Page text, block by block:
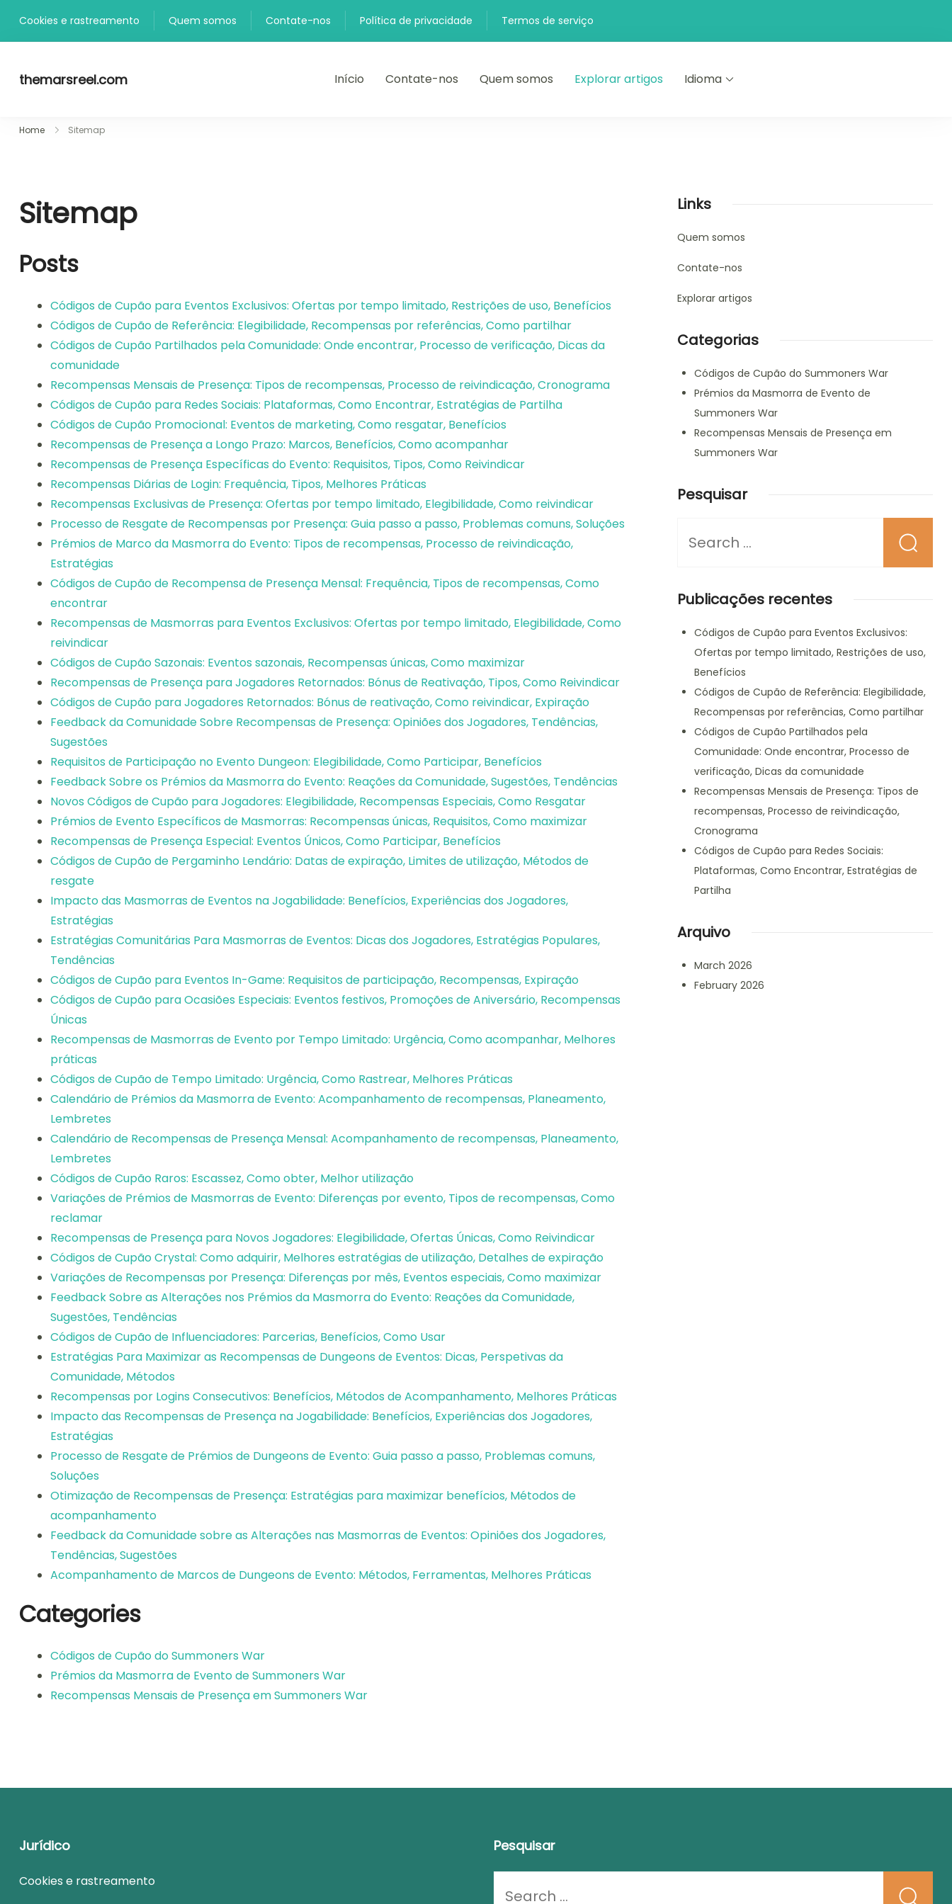
Cookies e rastreamento Quem somos Contate-nos Política de privacidade Termos de serviço
themarsreel.com Início Contate-nos Quem somos Explorar artigos Idioma
Home Sitemap
Sitemap
Posts
Códigos de Cupão para Eventos Exclusivos: Ofertas por tempo limitado, Restrições de uso, Benefícios
Códigos de Cupão de Referência: Elegibilidade, Recompensas por referências, Como partilhar
Códigos de Cupão Partilhados pela Comunidade: Onde encontrar, Processo de verificação, Dicas da
comunidade
Recompensas Mensais de Presença: Tipos de recompensas, Processo de reivindicação, Cronograma
Códigos de Cupão para Redes Sociais: Plataformas, Como Encontrar, Estratégias de Partilha
Códigos de Cupão Promocional: Eventos de marketing, Como resgatar, Benefícios
Recompensas de Presença a Longo Prazo: Marcos, Benefícios, Como acompanhar
Recompensas de Presença Específicas do Evento: Requisitos, Tipos, Como Reivindicar
Recompensas Diárias de Login: Frequência, Tipos, Melhores Práticas
Recompensas Exclusivas de Presença: Ofertas por tempo limitado, Elegibilidade, Como reivindicar
Processo de Resgate de Recompensas por Presença: Guia passo a passo, Problemas comuns, Soluções
Prémios de Marco da Masmorra do Evento: Tipos de recompensas, Processo de reivindicação,
Estratégias
Códigos de Cupão de Recompensa de Presença Mensal: Frequência, Tipos de recompensas, Como
encontrar
Recompensas de Masmorras para Eventos Exclusivos: Ofertas por tempo limitado, Elegibilidade, Como
reivindicar
Códigos de Cupão Sazonais: Eventos sazonais, Recompensas únicas, Como maximizar
Recompensas de Presença para Jogadores Retornados: Bónus de Reativação, Tipos, Como Reivindicar
Códigos de Cupão para Jogadores Retornados: Bónus de reativação, Como reivindicar, Expiração
Feedback da Comunidade Sobre Recompensas de Presença: Opiniões dos Jogadores, Tendências,
Sugestões
Requisitos de Participação no Evento Dungeon: Elegibilidade, Como Participar, Benefícios
Feedback Sobre os Prémios da Masmorra do Evento: Reações da Comunidade, Sugestões, Tendências
Novos Códigos de Cupão para Jogadores: Elegibilidade, Recompensas Especiais, Como Resgatar
Prémios de Evento Específicos de Masmorras: Recompensas únicas, Requisitos, Como maximizar
Recompensas de Presença Especial: Eventos Únicos, Como Participar, Benefícios
Códigos de Cupão de Pergaminho Lendário: Datas de expiração, Limites de utilização, Métodos de
resgate
Impacto das Masmorras de Eventos na Jogabilidade: Benefícios, Experiências dos Jogadores,
Estratégias
Estratégias Comunitárias Para Masmorras de Eventos: Dicas dos Jogadores, Estratégias Populares,
Tendências
Códigos de Cupão para Eventos In-Game: Requisitos de participação, Recompensas, Expiração
Códigos de Cupão para Ocasiões Especiais: Eventos festivos, Promoções de Aniversário, Recompensas
Únicas
Recompensas de Masmorras de Evento por Tempo Limitado: Urgência, Como acompanhar, Melhores
práticas
Códigos de Cupão de Tempo Limitado: Urgência, Como Rastrear, Melhores Práticas
Calendário de Prémios da Masmorra de Evento: Acompanhamento de recompensas, Planeamento,
Lembretes
Calendário de Recompensas de Presença Mensal: Acompanhamento de recompensas, Planeamento,
Lembretes
Códigos de Cupão Raros: Escassez, Como obter, Melhor utilização
Variações de Prémios de Masmorras de Evento: Diferenças por evento, Tipos de recompensas, Como
reclamar
Recompensas de Presença para Novos Jogadores: Elegibilidade, Ofertas Únicas, Como Reivindicar
Códigos de Cupão Crystal: Como adquirir, Melhores estratégias de utilização, Detalhes de expiração
Variações de Recompensas por Presença: Diferenças por mês, Eventos especiais, Como maximizar
Feedback Sobre as Alterações nos Prémios da Masmorra do Evento: Reações da Comunidade,
Sugestões, Tendências
Códigos de Cupão de Influenciadores: Parcerias, Benefícios, Como Usar
Estratégias Para Maximizar as Recompensas de Dungeons de Eventos: Dicas, Perspetivas da
Comunidade, Métodos
Recompensas por Logins Consecutivos: Benefícios, Métodos de Acompanhamento, Melhores Práticas
Impacto das Recompensas de Presença na Jogabilidade: Benefícios, Experiências dos Jogadores,
Estratégias
Processo de Resgate de Prémios de Dungeons de Evento: Guia passo a passo, Problemas comuns,
Soluções
Otimização de Recompensas de Presença: Estratégias para maximizar benefícios, Métodos de
acompanhamento
Feedback da Comunidade sobre as Alterações nas Masmorras de Eventos: Opiniões dos Jogadores,
Tendências, Sugestões
Acompanhamento de Marcos de Dungeons de Evento: Métodos, Ferramentas, Melhores Práticas
Categories
Códigos de Cupão do Summoners War
Prémios da Masmorra de Evento de Summoners War
Recompensas Mensais de Presença em Summoners War
Links
Quem somos
Contate-nos
Explorar artigos
Categorias
Códigos de Cupão do Summoners War
Prémios da Masmorra de Evento de
Summoners War
Recompensas Mensais de Presença em
Summoners War
Pesquisar
for
Publicações recentes
Códigos de Cupão para Eventos Exclusivos:
Ofertas por tempo limitado, Restrições de uso,
Benefícios
Códigos de Cupão de Referência: Elegibilidade,
Recompensas por referências, Como partilhar
Códigos de Cupão Partilhados pela
Comunidade: Onde encontrar, Processo de
verificação, Dicas da comunidade
Recompensas Mensais de Presença: Tipos de
recompensas, Processo de reivindicação,
Cronograma
Códigos de Cupão para Redes Sociais:
Plataformas, Como Encontrar, Estratégias de
Partilha
Arquivo
March 2026
February 2026
Jurídico
Cookies e rastreamento
Pesquisar
for